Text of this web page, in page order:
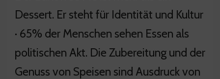
Dessert. Er steht für Identität und Kultur
· 65% der Menschen sehen Essen als
politischen Akt. Die Zubereitung und der
Genuss von Speisen sind Ausdruck von